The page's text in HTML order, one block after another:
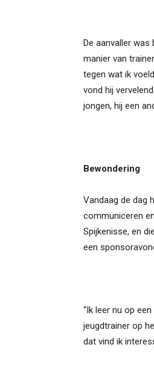
De aanvaller was
manier van
tegen wat ik
vond hij
jongen, hij een
Bewondering
Vandaag de dag
communiceren
Spijkenisse, en
een
“Ik leer nu op
jeugdtrainer op
dat vind ik